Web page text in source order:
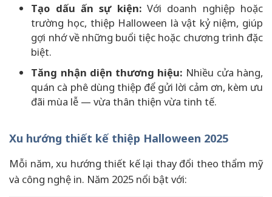
Tạo dấu ấn sự kiện:Với doanh nghiệp hoặc
trường học, thiệp Halloween là vật kỷ niệm, giúp
gợi nhớ về những buổi tiệc hoặc chương trình đặc
biệt.
Tăng nhận diện thương hiệu: Nhiều cửa hàng,
quán cà phê dùng thiệp để gửi lời cảm ơn, kèm ưu
đãi mùa lễ — vừa thân thiện vừa tinh tế.
Xu hướng thiết kế thiệp Halloween 2025
Mỗi năm, xu hướng thiết kế lại thay đổi theo thẩm mỹ
và công nghệ in. Năm 2025 nổi bật với: